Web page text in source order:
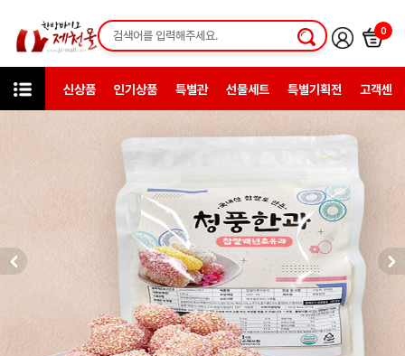
0
신상품 인기상품 특별관 선물세트 특별기획전 고객센터